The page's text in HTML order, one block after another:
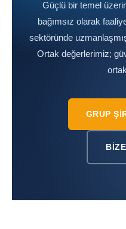
Güçlü bir temel
bağımsız olarak
sektöründe
Ortak değerlerimiz;
GRUP